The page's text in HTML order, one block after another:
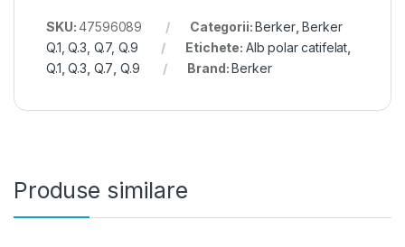
SKU:47596089 Categorii:Berker,Berker
Q.1, Q.3, Q.7, Q.9
Etichete: Alb polar catifelat
Q.1 ,Q.3 Q.7 Q.9 Brand:Berker
Produse similare